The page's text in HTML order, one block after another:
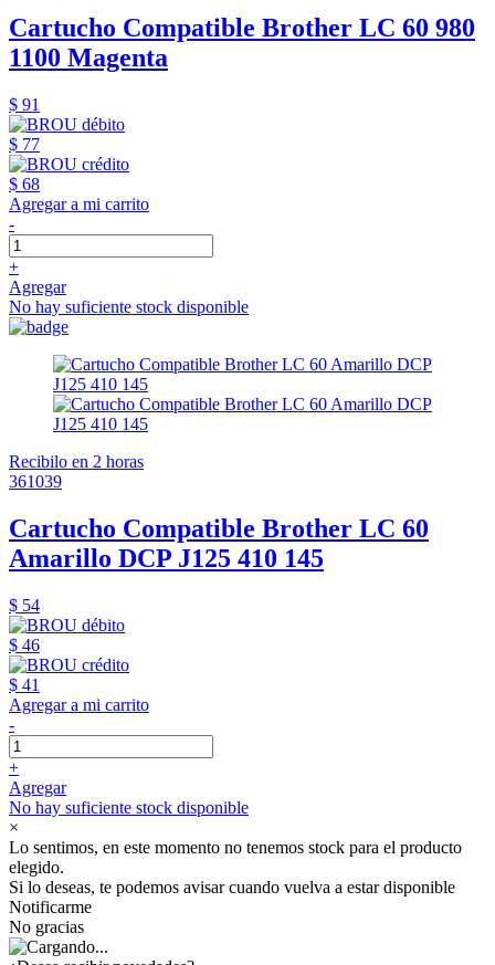
Cartucho Compatible Brother LC 60 980
1100 Magenta
$ 91
$ 77
$ 68
Agregar a mi carrito
-
+
Agregar
No hay suficiente stock disponible
Recibilo en 2 horas
361039
Cartucho Compatible Brother LC 60
Amarillo DCP J125 410 145
$ 54
$ 46
$ 41
Agregar a mi carrito
-
+
Agregar
No hay suficiente stock disponible
×
Lo sentimos, en este momento no tenemos stock para el producto
elegido.
Si lo deseas, te podemos avisar cuando vuelva a estar disponible
Notificarme
No gracias